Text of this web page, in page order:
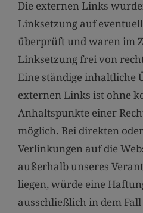
Die externen Links
Linksetzung auf
überprüft und waren im
Linksetzung frei von
Eine ständige inhaltliche
externen Links ist ohne
Anhaltspunkte einer
möglich. Bei direkten
Verlinkungen auf die
außerhalb unseres
liegen, würde eine
ausschließlich in dem